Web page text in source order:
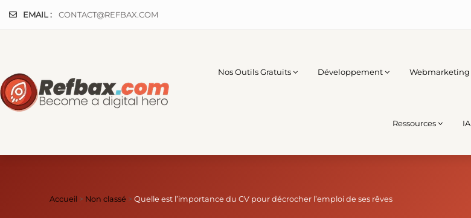
EMAIL : CONTACT@REFBAX.COM
Nos Outils Gratuits Développement Webmarketing
Ressources IA
Accueil > Non classé > Quelle est l’importance du CV pour décrocher l’emploi de ses rêves